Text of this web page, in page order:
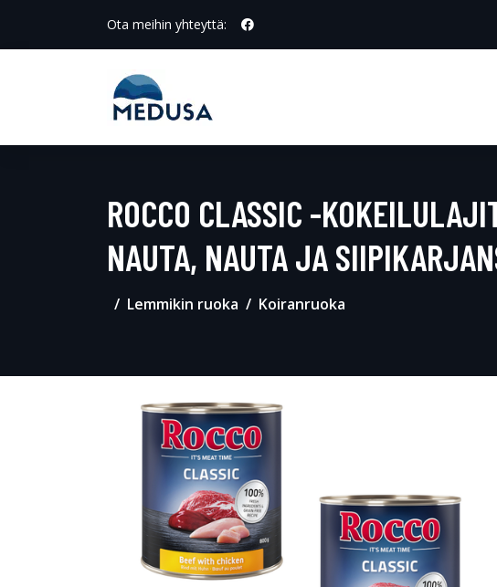
Ota meihin yhteyttä:
ROCCO CLASSIC -
NAUTA, NAUTA JA
Lemmikin ruoka Koiranruoka